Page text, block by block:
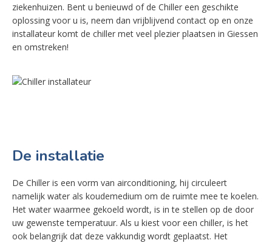
ziekenhuizen. Bent u benieuwd of de Chiller een geschikte
oplossing voor u is, neem dan vrijblijvend contact op en onze
installateur komt de chiller met veel plezier plaatsen in Giessen
en omstreken!
De installatie
De Chiller is een vorm van airconditioning, hij circuleert
namelijk water als koudemedium om de ruimte mee te koelen.
Het water waarmee gekoeld wordt, is in te stellen op de door
uw gewenste temperatuur. Als u kiest voor een chiller, is het
ook belangrijk dat deze vakkundig wordt geplaatst. Het